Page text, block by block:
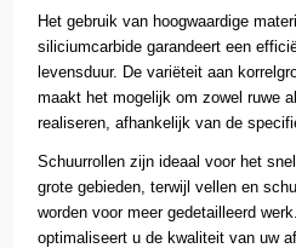
Het gebruik van hoogwaardige
siliciumcarbide garandeert een
levensduur. De variëteit aan
maakt het mogelijk om zowel ruwe
realiseren, afhankelijk van de
Schuurrollen zijn ideaal voor het
grote gebieden, terwijl vellen en
worden voor meer gedetailleerd
optimaliseert u de kwaliteit van uw